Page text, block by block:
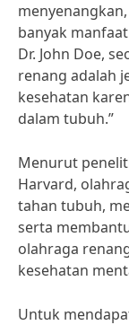
banyak
Dr. John Doe,
renang adalah
kesehatan
dalam tubuh.”
Menurut
Harvard,
tahan tubuh,
serta
olahraga
kesehatan
Untuk